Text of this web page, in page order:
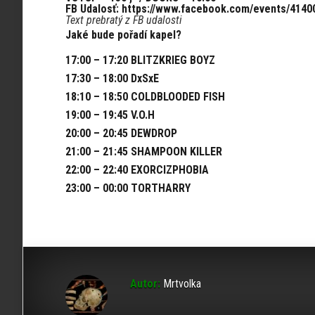
FB Udalosť: https://www.facebook.com/events/
Text prebratý z FB udalosti
Jaké bude pořadí kapel?
17:00 – 17:20 BLITZKRIEG BOYZ
17:30 – 18:00 DxSxE
18:10 – 18:50 COLDBLOODED FISH
19:00 – 19:45 V.O.H
20:00 – 20:45 DEWDROP
21:00 – 21:45 SHAMPOON KILLER
22:00 – 22:40 EXORCIZPHOBIA
23:00 – 00:00 TORTHARRY
Autor: Mrtvolka